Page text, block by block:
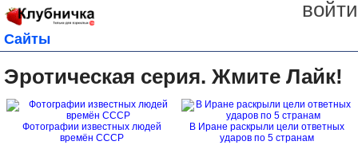
войти
Сайты
Эротическая серия. Жмите Лайк!
Фотографии известных людей
времён СССР
В Иране раскрыли цели ответных
ударов по 5 странам